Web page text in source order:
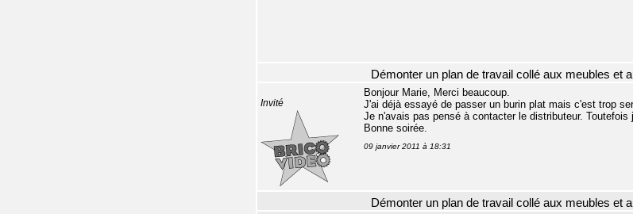
Démonter un plan de travail collé aux meubles et
Invité
Bonjour Marie, Merci beaucoup.
J'ai déjà essayé de passer un burin plat mais c'est trop
Je n'avais pas pensé à contacter le distributeur.
Bonne soirée.
09 janvier 2011 à 18:31
Démonter un plan de travail collé aux meubles et